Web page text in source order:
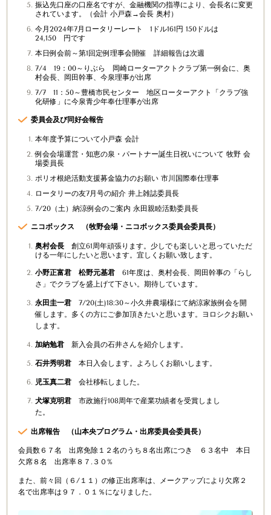
振込先口座の口座名ですが、金融機関の指導により、会長名に変更
されています。（会計 小戸森→会長 奥村）
今月2024年7月ロータリーレート 1ドル161円 150ドルは
24,150 円です
本日例会前～第1回定例理事会開催 詳細報告は次週
7/4 19：00～りぶら 岡崎ローターアクトクラブ第一例会に、奥
村会長、岡田幹事、今泉理事が出席
7/7 11：50～豊橋市民センター 地区ローターアクト「クラブ強
化研修」に今泉青少年奉仕理事が出席
委員会及び同好会報告
本年度予算について小戸森 会計
例会会場運営・知恵の泉・パートナー誕生日祝いについて 牧野 会
場委員長
ポリオ根絶活動支援募金協力のお願い 市川国際奉仕理事
ロータリーの友7月号の紹介 井上雑誌委員長
7/20（土）納涼例会のご案内 永田親睦活動委員長
ニコボックス （牧野会場・ニコボックス委員会委員長）
奥村会長 創立61周年頑張ります。少しでも楽しいと思っていただ
ける一年にしたいと思います。宜しくお願い致します。
小野正富君 松野元基君 61年度は、奥村会長、岡田幹事の「らし
さ」でクラブを盛上げて下さい。期待しています。
永田圭一君 7/20(土)18:30～小久井農場様にて納涼家族例会を開
催します。多くの方にご参加頂きたいと思います。ヨロシクお願い
します。
加納勉君 新入会員の石井さんを紹介します。
石井秀明君 本日入会します。よろしくお願いします。
児玉真二君 会社移転しました。
犬塚克明君 市政施行108周年で産業功績者を受賞しまし
た。
出席報告 （山本央プログラム・出席委員会委員長）
会員数６７名 出席免除１２名のうち８名出席につき ６３名中 本日
欠席８名 出席率８７.３０ %
また、前々回（６/１１）の修正出席率は、メークアップにより欠席２
名で出席率は９７．０１％になりました。